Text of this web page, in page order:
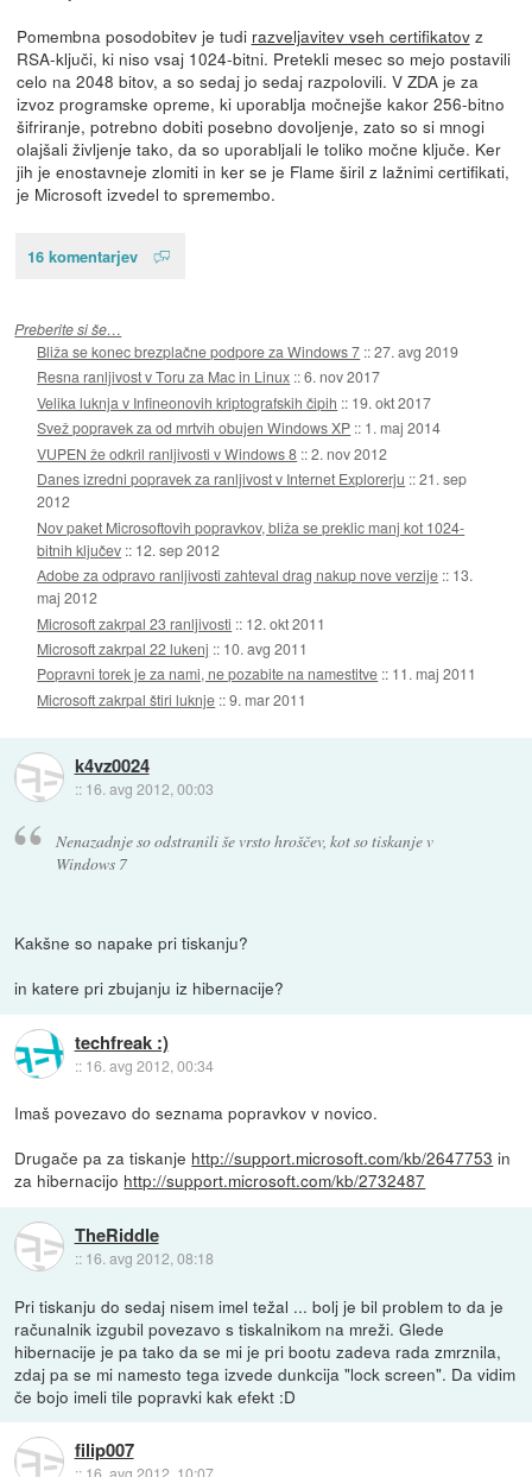
Pomembna posodobitev je tudi razveljavitev vseh certifikatovz
RSA-ključi, ki niso vsaj 1024-bitni. Pretekli mesec so mejo postavili
celo na 2048 bitov, a so sedaj jo sedaj razpolovili. V ZDA je za
izvoz programske opreme, ki uporablja močnejše kakor 256-bitno
šifriranje, potrebno dobiti posebno dovoljenje, zato so si mnogi
olajšali življenje tako, da so uporabljali le toliko močne ključe. Ker
jih je enostavneje zlomiti in ker se je Flame širil z lažnimi certifikati,
je Microsoft izvedel to spremembo.
16 komentarjev
Preberite si še…
Bliža se konec brezplačne podpore za Windows 7 ::27. avg 2019
Resna ranljivost v Toru za Mac in Linux ::6. nov 2017
Velika luknja v Infineonovih kriptografskih čipih :: 19. okt 2017
Svež popravek za od mrtvih obujen Windows XP :: 1. maj 2014
VUPEN že odkril ranljivosti v Windows 8 ::2. nov 2012
Danes izredni popravek za ranljivost v Internet Explorerju ::21. sep
2012
Nov paket Microsoftovih popravkov, bliža se preklic manj kot 1024-
bitnih ključev :: 12. sep 2012
Adobe za odpravo ranljivosti zahteval drag nakup nove verzije :: 13.
maj 2012
Microsoft zakrpal 23 ranljivosti :: 12. okt 2011
Microsoft zakrpal 22 lukenj :: 10. avg 2011
Popravni torek je za nami, ne pozabite na namestitve :: 11. maj 2011
Microsoft zakrpal štiri luknje ::9. mar 2011
k4vz0024
:: 16. avg 2012, 00:03
Nenazadnje so odstranili še vrsto hroščev, kot so tiskanje v
Windows 7
Kakšne so napake pri tiskanju?
in katere pri zbujanju iz hibernacije?
techfreak :)
:: 16. avg 2012, 00:34
Imaš povezavo do seznama popravkov v novico.
Drugače pa za tiskanje http://support.microsoft.com/kb/2647753 in
za hibernacijo http://support.microsoft.com/kb/2732487
TheRiddle
:: 16. avg 2012, 08:18
Pri tiskanju do sedaj nisem imel težal ... bolj je bil problem to da je
računalnik izgubil povezavo s tiskalnikom na mreži. Glede
hibernacije je pa tako da se mi je pri bootu zadeva rada zmrznila,
zdaj pa se mi namesto tega izvede dunkcija "lock screen". Da vidim
če bojo imeli tile popravki kak efekt :D
filip007
:: 16. avg 2012, 10:07